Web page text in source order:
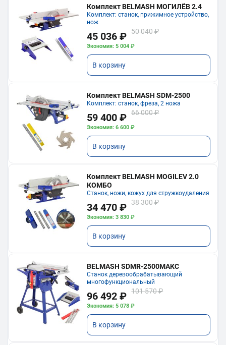
Комплект BELMASH МОГИЛЁВ 2.4
Комплект: станок, прижимное устройство,
нож
45 036 ₽ 50 040 ₽
Экономия: 5 004 ₽
В корзину
Комплект BELMASH SDM-2500
Комплект: станок, фреза, 2 ножа
59 400 ₽ 66 000 ₽
Экономия: 6 600 ₽
В корзину
Комплект BELMASH MOGILEV 2.0
КОМБО
Станок, ножи, кожух для стружкоудаления
34 470 ₽ 38 300 ₽
Экономия: 3 830 ₽
В корзину
BELMASH SDMR-2500МАКС
Станок деревообрабатывающий
многофункциональный
96 492 ₽ 101 570 ₽
Экономия: 5 078 ₽
В корзину